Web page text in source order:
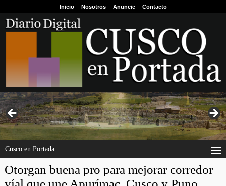
Inicio Nosotros Anuncie Contacto
Cusco en Portada
Otorgan buena pro para mejorar corredor